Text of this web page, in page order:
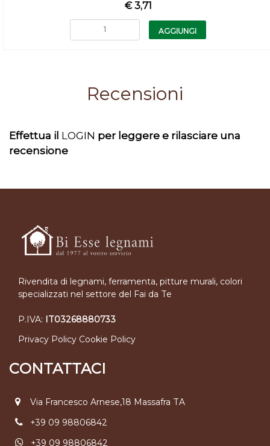
€ 3,71
Quantità
AGGIUNGI
Recensioni
Effettua il LOGIN per leggere e rilasciare una
recensione
Rivendita di legnami, ferramenta, pitture murali, colori
specializzati nel settore del Fai da Te
P.IVA: IT03268880733
Privacy Policy Cookie Policy
CONTATTACI
Via Francesco Arnese,18 Massafra TA
+39 09 98806842
+39 09 98806842